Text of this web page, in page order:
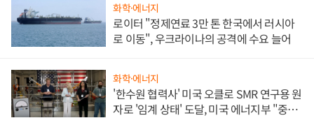
화학·에너지
로이터 "정제연료 3만 톤 한국에서 러시아
로 이동", 우크라이나의 공격에 수요 늘어
화학·에너지
'한수원 협력사' 미국 오클로 SMR 연구용 원
자로 '임계 상태' 도달, 미국 에너지부 "중요